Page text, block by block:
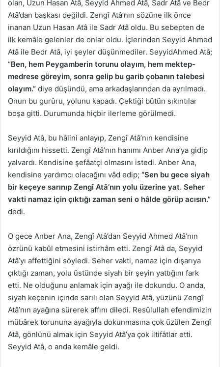
olan, Uzun Hasan Atâ, Seyyid Ahmed Atâ, Sadr Atâ ve Bedr
Atâ’dan başkası değildi. Zengî Atâ’nın sözüne ilk önce
inanan Uzun Hasan Atâ ile Sadr Atâ oldu. Bu sebepten de
ilk kemâle gelenler de onlar oldu. İçlerinden Seyyid Ahmed
Atâ ile Bedr Atâ, iyi şeyler düşünmediler. SeyyidAhmed Atâ;
“Ben, hem Peygamberin torunu olayım, hem mektep-
medrese göreyim, sonra gelip bu garib çobanın talebesi
olayım.” diye düşündü, ama arkadaşlarından da ayrılmadı.
Onun bu gurûru, yolunu kapadı. Çektiği bütün sıkıntılar
boşa gitti. Durumunda hiçbir ilerleme görülmedi.
Seyyid Atâ, bu hâlini anlayıp, Zengî Atâ’nın kendisine
kırıldığını hissetti. Zengî Atâ’nın hanımı Anber Ana’ya gidip
yalvardı. Kendisine şefâatçi olmasını istedi. Anber Ana,
kendisine yardımcı olacağını vâd edip; “Sen bu gece siyah
bir keçeye sarınıp Zengî Atâ’nın yolu üzerine yat. Seher
vakti namaz için çıktığı zaman seni o hâlde görüp acısın.”
dedi.
O gece Anber Ana, Zengî Atâ’dan Seyyid Ahmed Atâ’nın
özrünü kabûl etmesini istirhâm etti. Zengî Atâ da, Seyyid
Atâ’yı affettiğini söyledi. Seher vakti, namaz için dışarıya
çıktığı zaman, yolu üstünde siyah bir şeyin yattığını fark
etti. Ne olduğunu anlamak için ayağı ile dokundu. O anda,
siyah keçenin içinde sarılı olan Seyyid Atâ, yüzünü Zengî
Atâ’nın ayağına sürerek affını diledi. Resûlullah efendimizin
mübârek torununa ayağıyla dokunmasına çok üzülen Zengî
Atâ, gönlünü almak için Seyyid Atâ’ya çok iltifâtlar etti.
Seyyid Atâ, o anda kemâle geldi.